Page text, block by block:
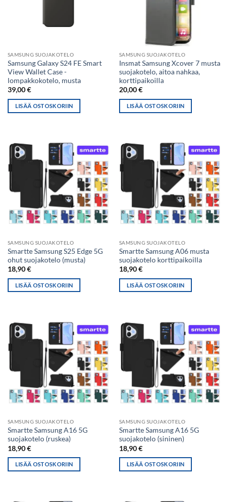
SAMSUNG SUOJAKOTELO
Samsung Galaxy S24 FE Smart
View Wallet Case -
lompakkokotelo, musta
39,00€
LISÄÄ OSTOSKORIIN
SAMSUNG SUOJAKOTELO
Insmat Samsung Xcover 7 musta
suojakotelo, aitoa nahkaa,
korttipaikoilla
20,00€
LISÄÄ OSTOSKORIIN
SAMSUNG SUOJAKOTELO
Smartte Samsung S25 Edge 5G
ohut suojakotelo (musta)
18,90€
LISÄÄ OSTOSKORIIN
SAMSUNG SUOJAKOTELO
Smartte Samsung A06 musta
suojakotelo korttipaikoilla
18,90€
LISÄÄ OSTOSKORIIN
SAMSUNG SUOJAKOTELO
Smartte Samsung A16 5G
suojakotelo (ruskea)
18,90€
LISÄÄ OSTOSKORIIN
SAMSUNG SUOJAKOTELO
Smartte Samsung A16 5G
suojakotelo (sininen)
18,90€
LISÄÄ OSTOSKORIIN